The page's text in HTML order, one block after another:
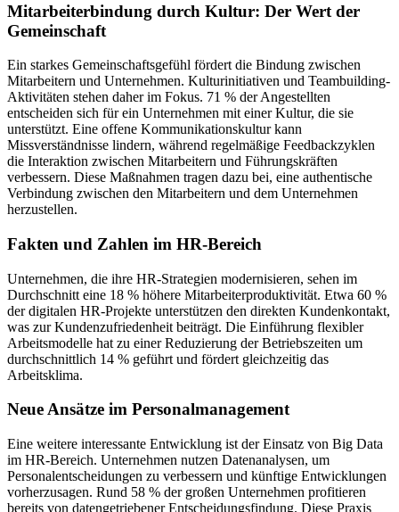
Mitarbeiterbindung durch Kultur: Der Wert der
Gemeinschaft
Ein starkes Gemeinschaftsgefühl fördert die Bindung zwischen
Mitarbeitern und Unternehmen. Kulturinitiativen und Teambuilding-
Aktivitäten stehen daher im Fokus. 71 % der Angestellten
entscheiden sich für ein Unternehmen mit einer Kultur, die sie
unterstützt. Eine offene Kommunikationskultur kann
Missverständnisse lindern, während regelmäßige Feedbackzyklen
die Interaktion zwischen Mitarbeitern und Führungskräften
verbessern. Diese Maßnahmen tragen dazu bei, eine authentische
Verbindung zwischen den Mitarbeitern und dem Unternehmen
herzustellen.
Fakten und Zahlen im HR-Bereich
Unternehmen, die ihre HR-Strategien modernisieren, sehen im
Durchschnitt eine 18 % höhere Mitarbeiterproduktivität. Etwa 60 %
der digitalen HR-Projekte unterstützen den direkten Kundenkontakt,
was zur Kundenzufriedenheit beiträgt. Die Einführung flexibler
Arbeitsmodelle hat zu einer Reduzierung der Betriebszeiten um
durchschnittlich 14 % geführt und fördert gleichzeitig das
Arbeitsklima.
Neue Ansätze im Personalmanagement
Eine weitere interessante Entwicklung ist der Einsatz von Big Data
im HR-Bereich. Unternehmen nutzen Datenanalysen, um
Personalentscheidungen zu verbessern und künftige Entwicklungen
vorherzusagen. Rund 58 % der großen Unternehmen profitieren
bereits von datengetriebener Entscheidungsfindung. Diese Praxis